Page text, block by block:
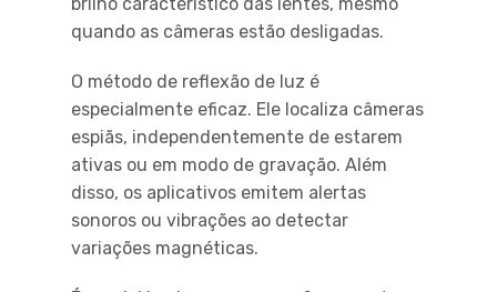
quando as câmeras estão desligadas.
O método de reflexão de luz é
especialmente eficaz. Ele localiza câmeras
espiãs, independentemente de estarem
ativas ou em modo de gravação. Além
disso, os aplicativos emitem alertas
sonoros ou vibrações ao detectar
variações magnéticas.